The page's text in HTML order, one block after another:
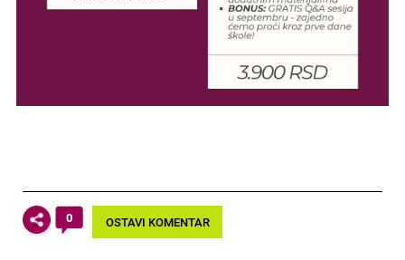
0 OSTAVI KOMENTAR